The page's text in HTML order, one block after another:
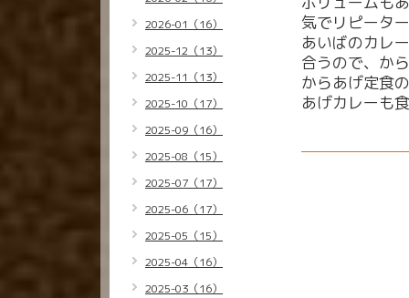
気でリピータ
あいばのカレ
合うので、か
からあげ定食
あげカレーも
2026-01（16）
2025-12（13）
2025-11（13）
2025-10（17）
2025-09（16）
2025-08（15）
2025-07（17）
2025-06（17）
2025-05（15）
2025-04（16）
2025-03（16）